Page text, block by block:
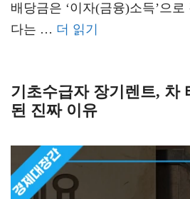
배당금은 ‘이자(금융)소득’으
다는 … 더 읽기
기초수급자 장기렌트, 차
된 진짜 이유